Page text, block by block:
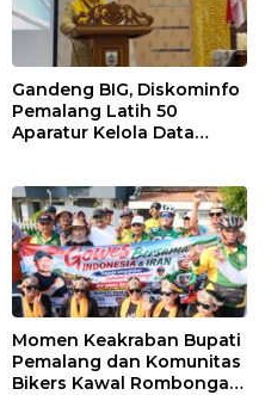
Gandeng BIG, Diskominfo
Pemalang Latih 50
Aparatur Kelola Data
Momen Keakraban Bupati
Pemalang dan Komunitas
Bikers Kawal Rombongan